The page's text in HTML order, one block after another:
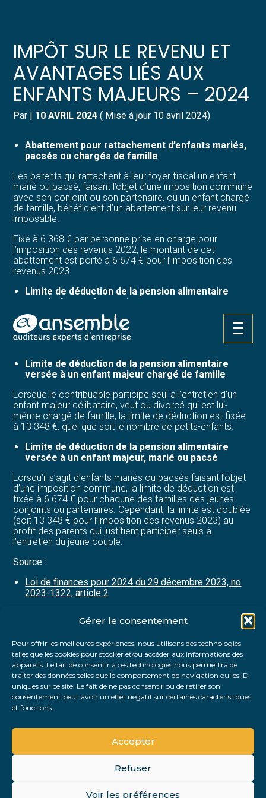
Gérer le consentement
Pour offrir les meilleures expériences, nous utilisons des technologies
telles que les cookies pour stocker et/ou accéder aux informations des
appareils. Le fait de consentir à ces technologies nous permettra de
traiter des données telles que le comportement de navigation ou les ID
uniques sur ce site. Le fait de ne pas consentir ou de retirer son
consentement peut avoir un effet négatif sur certaines caractéristiques
et fonctions.
Accepter
Refuser
Voir les préférences
Aller
au
Gérer votre quotidien
Piloter votre entreprise
Développer votre entreprise
Construire votre patrimoine
Structurer votre croissance
Être prêt pour la facturation
électronique
Suivre votre comptabilité
Gérer vos ressources humaines
Dématérialiser vos documents
IMPÔT SUR LE REVENU ET
AVANTAGES LIÉS AUX
ENFANTS MAJEURS – 2024
Par | 10 AVRIL 2024 ( Mise à jour 10 avril 2024)
Abattement pour rattachement d’enfants mariés,
pacsés ou chargés de famille
Les parents qui rattachent à leur foyer fiscal un enfant
marié ou pacsé, faisant l’objet d’une imposition commune
avec son conjoint ou son partenaire, ou un enfant chargé
de famille, bénéficient d’un abattement sur leur revenu
imposable.
Fixé à 6 368 € par personne prise en charge pour
l’imposition des revenus 2022, le montant de cet
abattement est porté à 6 674 € pour l’imposition des
revenus 2023.
Limite de déduction de la pension alimentaire
versée à un enfant majeur
La déduction des pensions alimentaires versées à un
enfant majeur est limitée à 6 674 € (6 368 € pour
l’imposition des revenus de l’année 2022).
Limite de déduction de la pension alimentaire
versée à un enfant majeur chargé de famille
Lorsque le contribuable participe seul à l’entretien d’un
enfant majeur célibataire, veuf ou divorcé qui est lui-
même chargé de famille, la limite de déduction est fixée
à 13 348 €, quel que soit le nombre de petits-enfants.
Limite de déduction de la pension alimentaire
versée à un enfant majeur, marié ou pacsé
Lorsqu’il s’agit d’enfants mariés ou pacsés faisant l’objet
d’une imposition commune, la limite de déduction est
fixée à 6 674 € pour chacune des familles des jeunes
conjoints ou partenaires. Cependant, la limite est doublée
(soit 13 348 € pour l’imposition des revenus 2023) au
profit des parents qui justifient participer seuls à
l’entretien du jeune couple.
Source :
Loi de finances pour 2024 du 29 décembre 2023, no
2023-1322, article 2
FaceBook
TwitterLinkedIn